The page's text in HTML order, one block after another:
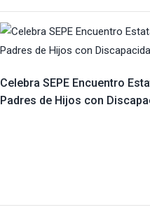
Celebra SEPE Encuentro
Padres de Hijos con